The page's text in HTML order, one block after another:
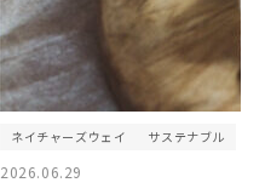
ネイチャーズウェイ サステナブル
2026.06.29